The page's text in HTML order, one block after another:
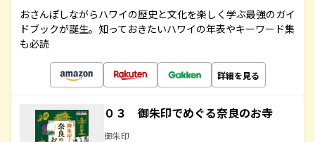
おさんぽしながらハワイの歴史と文化を楽しく学ぶ最強のガイ
ドブックが誕生。知っておきたいハワイの年表やキーワード集
も必読
詳細を見る
０３ 御朱印でめぐる奈良のお寺
御朱印